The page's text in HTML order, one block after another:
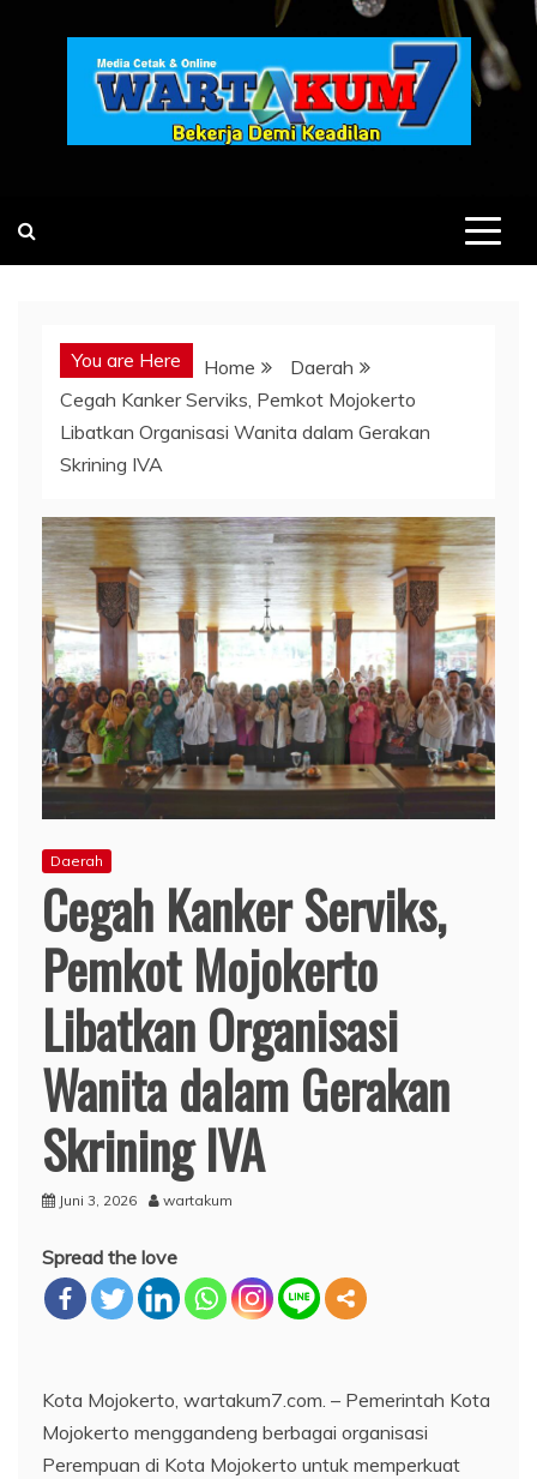
You are Here Home
Daerah
Cegah Kanker Serviks, Pemkot Mojokerto
Libatkan Organisasi Wanita dalam Gerakan
Skrining IVA
Daerah
Cegah Kanker Serviks,
Pemkot Mojokerto
Libatkan Organisasi
Wanita dalam Gerakan
Skrining IVA
Juni 3, 2026 wartakum
Spread the love
Kota Mojokerto, wartakum7.com. – Pemerintah Kota
Mojokerto menggandeng berbagai organisasi
Perempuan di Kota Mojokerto untuk memperkuat